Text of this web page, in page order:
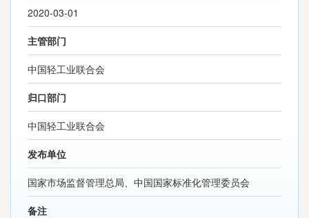
2020-03-01
主管部门
中国轻工业联合会
归口部门
中国轻工业联合会
发布单位
国家市场监督管理总局、中国国家标准化管理委员会
备注